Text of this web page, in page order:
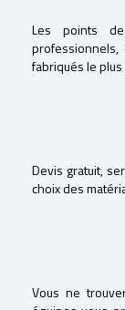
Les points de
fabriqués le
Devis gratuit,
choix des
Vous ne